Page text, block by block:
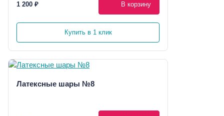
1 200 ₽ В корзину
Купить в 1 клик
Латексные шары №8